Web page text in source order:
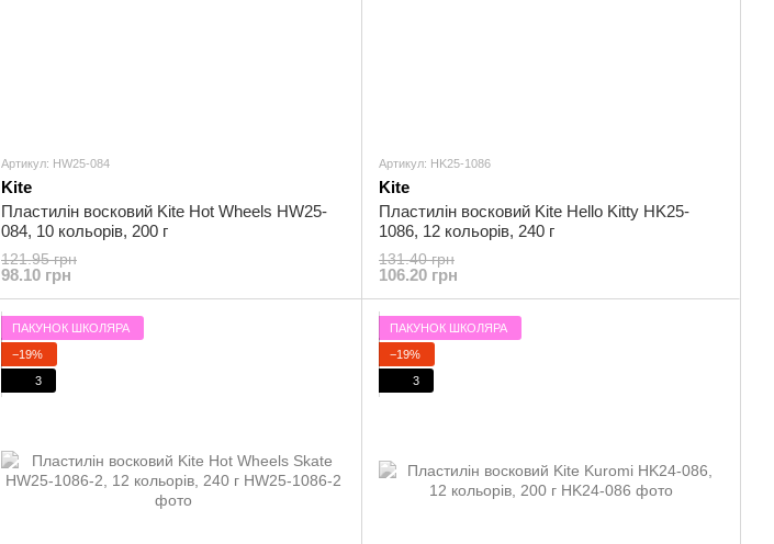
Артикул: HW25-084
Kite
Пластилін восковий Kite Hot Wheels HW25-
084, 10 кольорів, 200 г
121.95 грн
98.10 грн
Артикул: HK25-1086
Kite
Пластилін восковий Kite Hello Kitty HK25-
1086, 12 кольорів, 240 г
131.40 грн
106.20 грн
ПАКУНОК ШКОЛЯРА
−19%
3
ПАКУНОК ШКОЛЯРА
−19%
3